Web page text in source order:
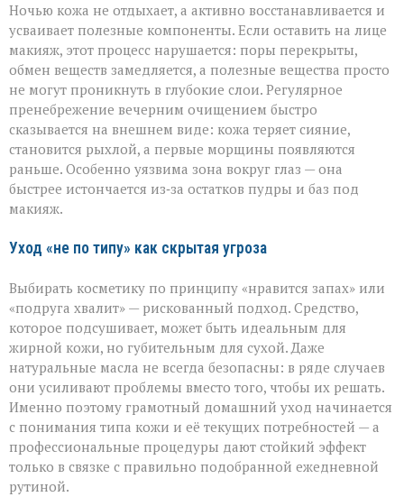
Ночью кожа не отдыхает, а активно восстанавливается и
усваивает полезные компоненты. Если оставить на лице
макияж, этот процесс нарушается: поры перекрыты,
обмен веществ замедляется, а полезные вещества просто
не могут проникнуть в глубокие слои. Регулярное
пренебрежение вечерним очищением быстро
сказывается на внешнем виде: кожа теряет сияние,
становится рыхлой, а первые морщины появляются
раньше. Особенно уязвима зона вокруг глаз — она
быстрее истончается из‑за остатков пудры и баз под
макияж.
Уход «не по типу» как скрытая угроза
Выбирать косметику по принципу «нравится запах» или
«подруга хвалит» — рискованный подход. Средство,
которое подсушивает, может быть идеальным для
жирной кожи, но губительным для сухой. Даже
натуральные масла не всегда безопасны: в ряде случаев
они усиливают проблемы вместо того, чтобы их решать.
Именно поэтому грамотный домашний уход начинается
с понимания типа кожи и её текущих потребностей — а
профессиональные процедуры дают стойкий эффект
только в связке с правильно подобранной ежедневной
рутиной.